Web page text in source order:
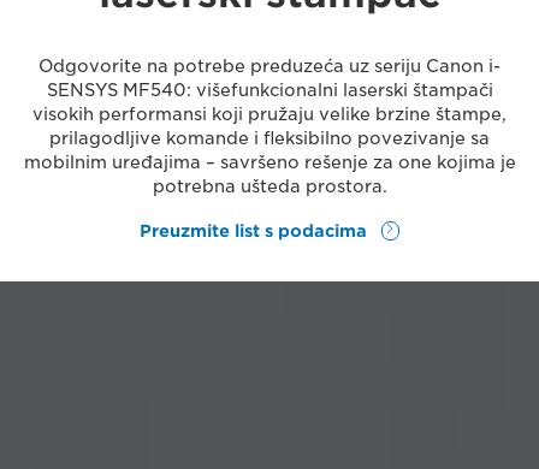
Odgovorite na potrebe preduzeća uz seriju Canon i-
SENSYS MF540: višefunkcionalni laserski štampači
visokih performansi koji pružaju velike brzine štampe,
prilagodljive komande i fleksibilno povezivanje sa
mobilnim uređajima – savršeno rešenje za one kojima je
potrebna ušteda prostora.
Preuzmite list s podacima